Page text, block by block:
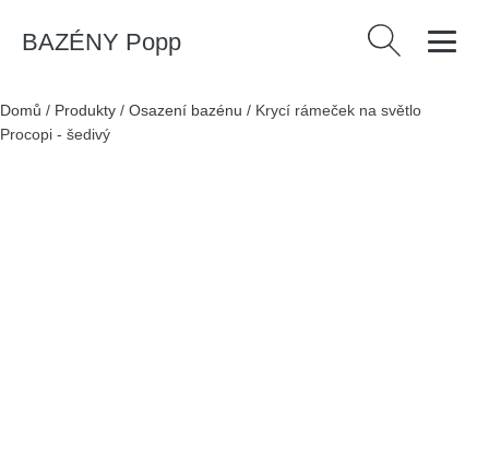
BAZÉNY Popp Vyhledávání
Domů / Produkty / Osazení bazénu / Krycí rámeček na světlo
Procopi - šedivý